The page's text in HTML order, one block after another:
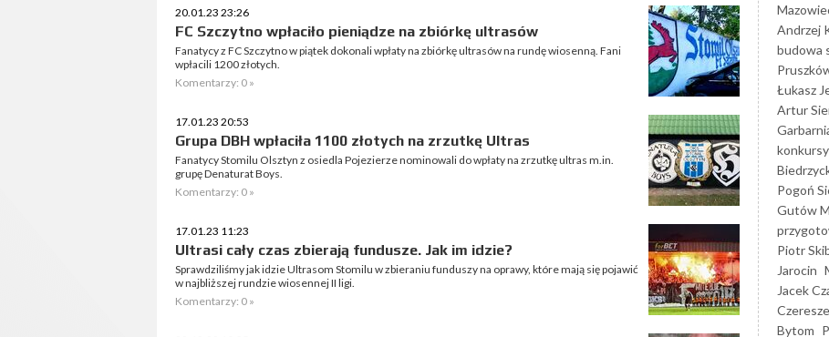
20.01.23 23:26
FC Szczytno wpłaciło pieniądze na zbiórkę ultrasów
Fanatycy z FC Szczytno w piątek dokonali wpłaty na zbiórkę ultrasów na rundę wiosenną. Fani
wpłacili 1200 złotych.
Komentarzy: 0 »
17.01.23 20:53
Grupa DBH wpłaciła 1100 złotych na zrzutkę Ultras
Fanatycy Stomilu Olsztyn z osiedla Pojezierze nominowali do wpłaty na zrzutkę ultras m.in.
grupę Denaturat Boys.
Komentarzy: 0 »
17.01.23 11:23
Ultrasi cały czas zbierają fundusze. Jak im idzie?
Sprawdziliśmy jak idzie Ultrasom Stomilu w zbieraniu funduszy na oprawy, które mają się pojawić
w najbliższej rundzie wiosennej II ligi.
Komentarzy: 0 »
Andrzej
budowa
Łukasz
Artur
konkursy
Pogoń
Gutów
Piotr
Jarocin
Jacek
Bytom